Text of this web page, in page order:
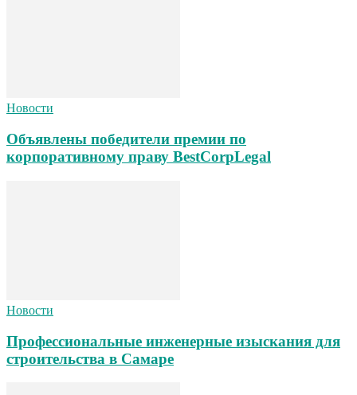
Новости
Объявлены победители премии по
корпоративному праву BestCorpLegal
Новости
Профессиональные инженерные изыскания для
строительства в Самаре